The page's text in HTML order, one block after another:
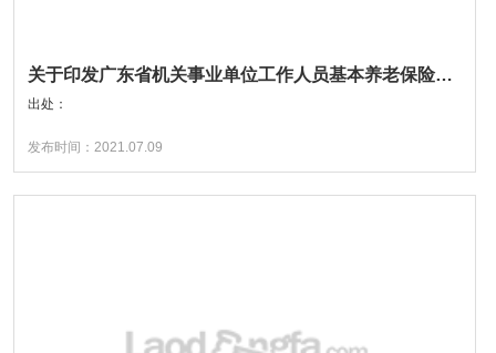
关于印发广东省机关事业单位工作人员基本养老保险经办规程的通知
出处：
发布时间：2021.07.09